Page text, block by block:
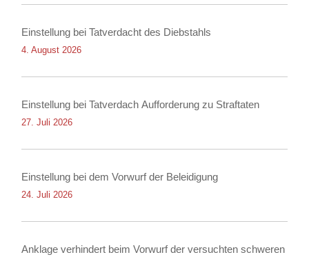
Einstellung bei Tatverdacht des Diebstahls
4. August 2026
Einstellung bei Tatverdach Aufforderung zu Straftaten
27. Juli 2026
Einstellung bei dem Vorwurf der Beleidigung
24. Juli 2026
Anklage verhindert beim Vorwurf der versuchten schweren